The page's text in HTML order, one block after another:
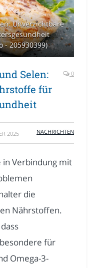
Unverzichtbare
- 205930399)
Selen:
für
0
2025 NACHRICHTEN
Verbindung mit
die
Nährstoffen.
für
Omega-3-